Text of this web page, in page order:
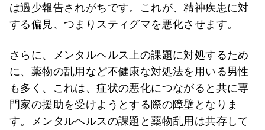
は過少報告されがちです。これが、精神疾患に対
する偏見、つまりスティグマを悪化させます。
さらに、メンタルヘルス上の課題に対処するため
に、薬物の乱用など不健康な対処法を用いる男性
も多く、これは、症状の悪化につながると共に専
門家の援助を受けようとする際の障壁となりま
す。メンタルヘルスの課題と薬物乱用は共存して